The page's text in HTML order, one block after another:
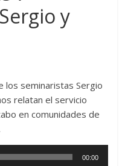
y
los seminaristas Sergio
relatan el servicio
en comunidades de
00:00